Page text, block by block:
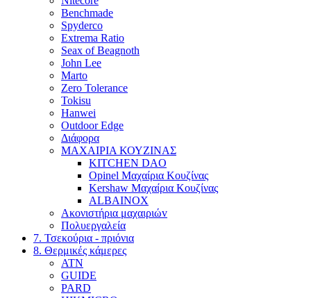
Benchmade
Spyderco
Extrema Ratio
Seax of Beagnoth
John Lee
Marto
Zero Tolerance
Tokisu
Hanwei
Outdoor Edge
Διάφορα
ΜΑΧΑΙΡΙΑ ΚΟΥΖΙΝΑΣ
KITCHEN DAO
Opinel Μαχαίρια Κουζίνας
Kershaw Μαχαίρια Κουζίνας
ALBAINOX
Ακονιστήρια μαχαιριώv
Πολυεργαλεία
7. Τσεκούρια - πριόνια
8. Θερμικές κάμερες
ATN
GUIDE
PARD